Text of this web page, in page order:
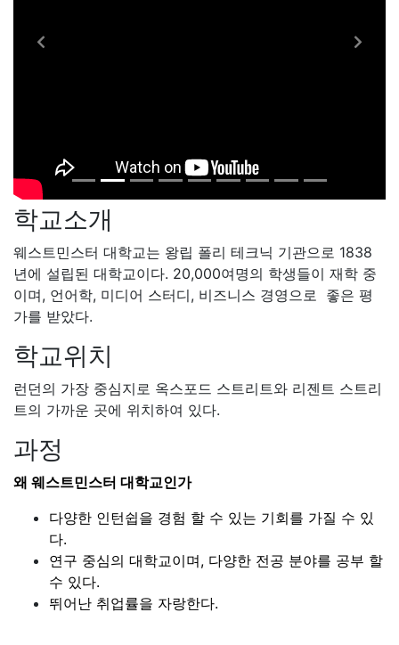
학교소개
웨스트민스터 대학교는 왕립 폴리 테크닉 기관으로 1838
년에 설립된 대학교이다. 20,000여명의 학생들이 재학 중
이며, 언어학, 미디어 스터디, 비즈니스 경영으로 좋은 평
가를 받았다.
학교위치
런던의 가장 중심지로 옥스포드 스트리트와 리젠트 스트리
트의 가까운 곳에 위치하여 있다.
과정
왜 웨스트민스터 대학교인가
다양한 인턴쉽을 경험 할 수 있는 기회를 가질 수 있
다.
연구 중심의 대학교이며, 다양한 전공 분야를 공부 할
수 있다.
뛰어난 취업률을 자랑한다.